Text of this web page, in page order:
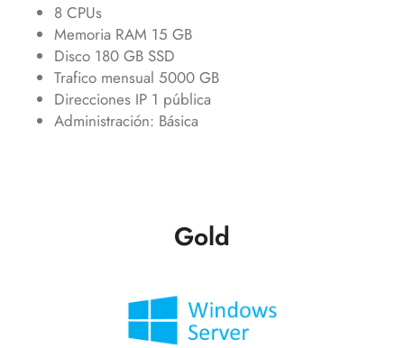
8 CPUs
Memoria RAM 15 GB
Disco 180 GB SSD
Trafico mensual 5000 GB
Direcciones IP 1 pública
Administración: Básica
Gold